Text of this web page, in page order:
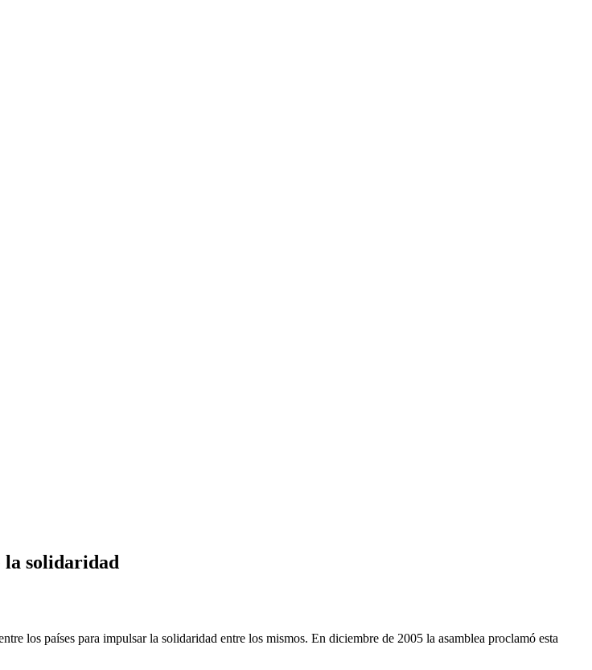
la solidaridad
los países para impulsar la solidaridad entre los mismos. En diciembre de 2005 la asamblea proclamó esta